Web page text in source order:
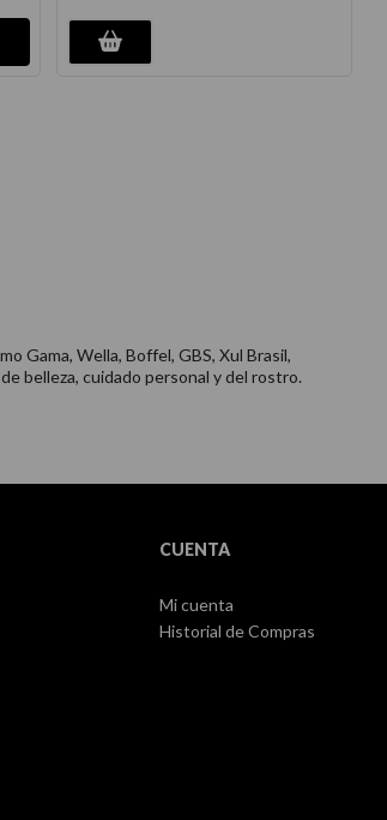
Gama, Wella, Boffel, GBS, Xul Brasil,
belleza, cuidado personal y del rostro.
CUENTA
Mi cuenta
Historial de Compras